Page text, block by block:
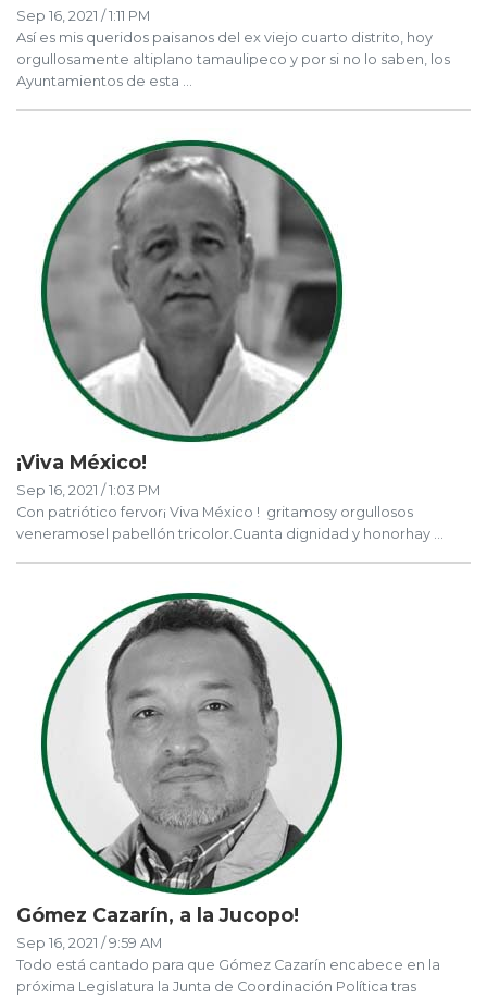
Sep 16, 2021 / 1:11 PM
Así es mis queridos paisanos del ex viejo cuarto distrito, hoy
orgullosamente altiplano tamaulipeco y por si no lo saben, los
Ayuntamientos de esta ...
¡Viva México!
Sep 16, 2021 / 1:03 PM
Con patriótico fervor¡ Viva México ! gritamosy orgullosos
veneramosel pabellón tricolor.Cuanta dignidad y honorhay ...
Gómez Cazarín, a la Jucopo!
Sep 16, 2021 / 9:59 AM
Todo está cantado para que Gómez Cazarín encabece en la
próxima Legislatura la Junta de Coordinación Política tras